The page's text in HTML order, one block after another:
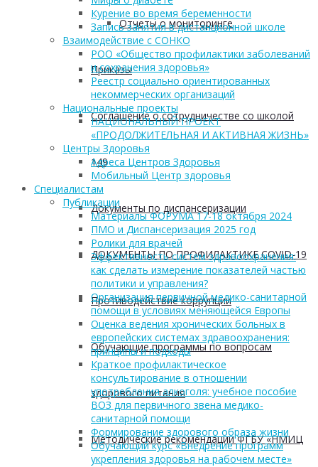
Отчеты о мониторинге
Приказы
Соглашение о сотрудничестве со школой
149
Документы по диспансеризации
ДОКУМЕНТЫ ПО ПРОФИЛАКТИКЕ COVID-19
Противодействие коррупции
Обучающие программы по вопросам
здорового питания
Методические рекомендации ФГБУ «НМИЦ
Курение во время беременности
Запись занятия в дистанционной школе
Взаимодействие с СОНКО
РОО «Общество профилактики заболеваний
и сохранения здоровья»
Реестр социально ориентированных
некоммерческих организаций
Национальные проекты
НАЦИОНАЛЬНЫЙ ПРОЕКТ
«ПРОДОЛЖИТЕЛЬНАЯ И АКТИВНАЯ ЖИЗНЬ»
Центры Здоровья
Адреса Центров Здоровья
Мобильный Центр здоровья
Cпециалистам
Публикации
Материалы ФОРУМА 17-18 октября 2024
ПМО и Диспансеризация 2025 год
Ролики для врачей
Эффективность систем здравоохранения:
как сделать измерение показателей частью
политики и управления?
Организация первичной медико-санитарной
помощи в условиях меняющейся Европы
Оценка ведения хронических больных в
европейских системах здравоохранения:
принципы и подходы
Краткое профилактическое
консультирование в отношении
употребления алкоголя: учебное пособие
ВОЗ для первичного звена медико-
санитарной помощи
Формирование здорового образа жизни
Обучающий курс «Внедрение программ
укрепления здоровья на рабочем месте»